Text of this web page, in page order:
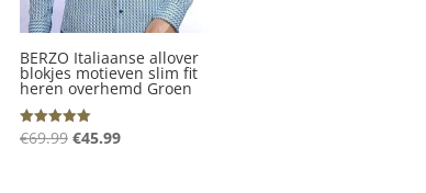
BERZO Italiaanse allover
blokjes motieven slim fit
heren overhemd Groen
Gewaardeerd
5.00
€69.99 Oorspronkelijke
€45.99Huidige